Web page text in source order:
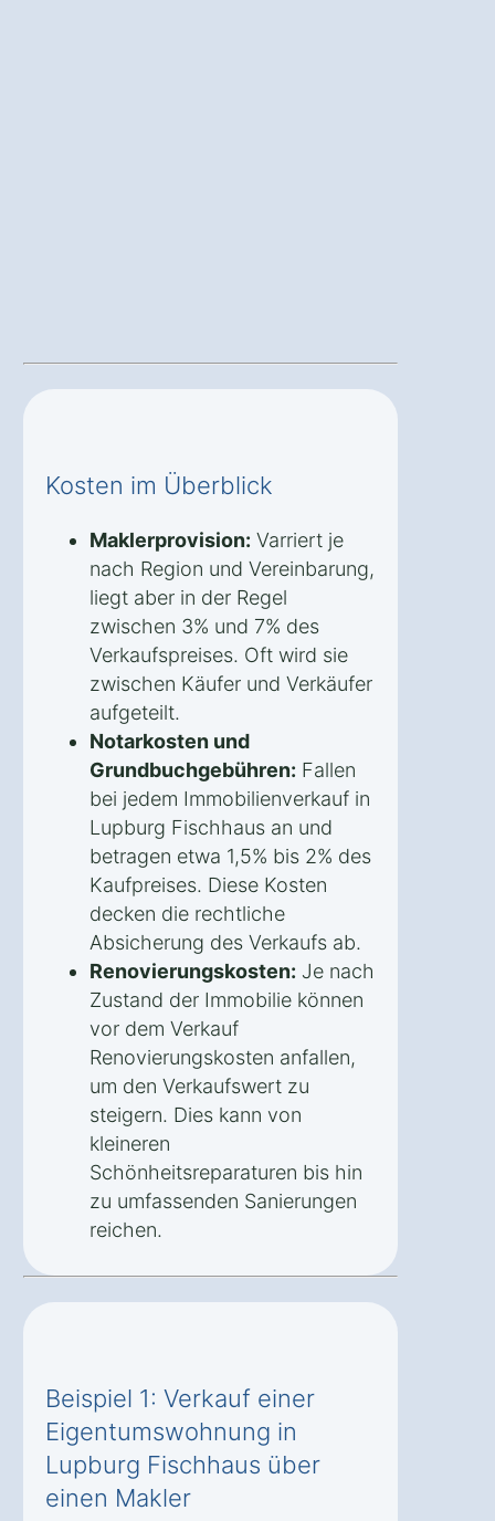
Kosten im Überblick
Maklerprovision: Varriert je
nach Region und Vereinbarung,
liegt aber in der Regel
zwischen 3% und 7% des
Verkaufspreises. Oft wird sie
zwischen Käufer und Verkäufer
aufgeteilt.
Notarkosten und
Grundbuchgebühren: Fallen
bei jedem Immobilienverkauf in
Lupburg Fischhaus an und
betragen etwa 1,5% bis 2% des
Kaufpreises. Diese Kosten
decken die rechtliche
Absicherung des Verkaufs ab.
Renovierungskosten: Je nach
Zustand der Immobilie können
vor dem Verkauf
Renovierungskosten anfallen,
um den Verkaufswert zu
steigern. Dies kann von
kleineren
Schönheitsreparaturen bis hin
zu umfassenden Sanierungen
reichen.
Beispiel 1: Verkauf einer
Eigentumswohnung in
Lupburg Fischhaus über
einen Makler